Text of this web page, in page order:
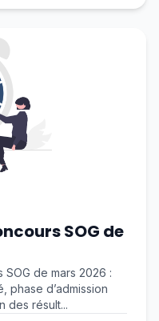
SOG de
de mars 2026 :
phase d’admission
des résult...